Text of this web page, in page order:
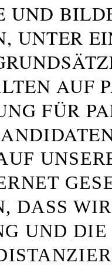
UND
UNTER
AUF
FÜR
DASS
UND